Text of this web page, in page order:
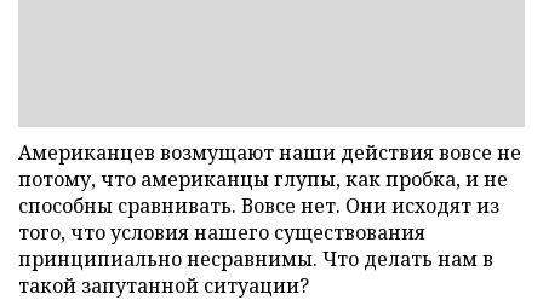
Американцев возмущают наши действия вовсе не
потому, что американцы глупы, как пробка, и не
способны сравнивать. Вовсе нет. Они исходят из
того, что условия нашего существования
принципиально несравнимы. Что делать нам в
такой запутанной ситуации?